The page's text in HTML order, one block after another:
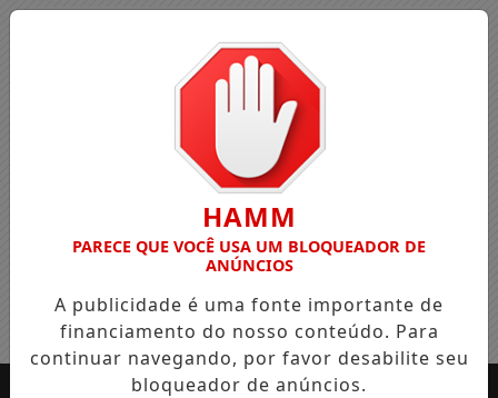
HAMM
PARECE QUE VOCÊ USA UM BLOQUEADOR DE
ANÚNCIOS
A publicidade é uma fonte importante de
financiamento do nosso conteúdo. Para
continuar navegando, por favor desabilite seu
bloqueador de anúncios.